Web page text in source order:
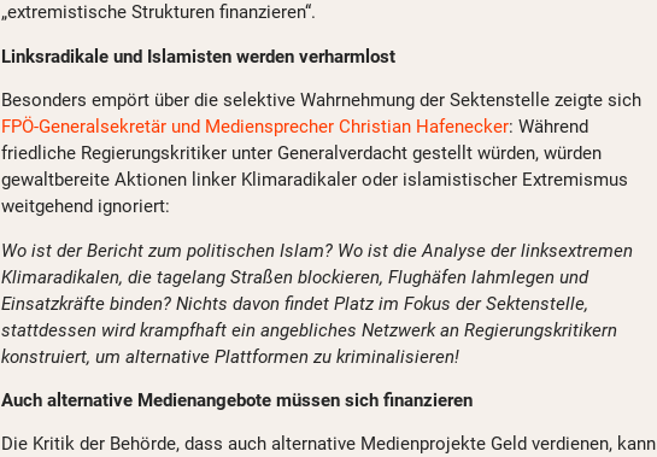
„extremistische Strukturen finanzieren“.
Linksradikale und Islamisten werden verharmlost
Besonders empört über die selektive Wahrnehmung der Sektenstelle zeigte sich
FPÖ-Generalsekretär und Mediensprecher Christian Hafenecker: Während
friedliche Regierungskritiker unter Generalverdacht gestellt würden, würden
gewaltbereite Aktionen linker Klimaradikaler oder islamistischer Extremismus
weitgehend ignoriert:
Wo ist der Bericht zum politischen Islam? Wo ist die Analyse der linksextremen
Klimaradikalen, die tagelang Straßen blockieren, Flughäfen lahmlegen und
Einsatzkräfte binden? Nichts davon findet Platz im Fokus der Sektenstelle,
stattdessen wird krampfhaft ein angebliches Netzwerk an Regierungskritikern
konstruiert, um alternative Plattformen zu kriminalisieren!
Auch alternative Medienangebote müssen sich finanzieren
Die Kritik der Behörde, dass auch alternative Medienprojekte Geld verdienen, kann